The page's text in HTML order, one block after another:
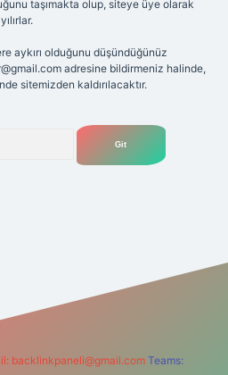
taşımakta olup, siteye üye olarak
aykırı olduğunu düşündüğünüz
adresine bildirmeniz halinde,
sitemizden kaldırılacaktır.
backlinkpaneli@gmail.com Teams: